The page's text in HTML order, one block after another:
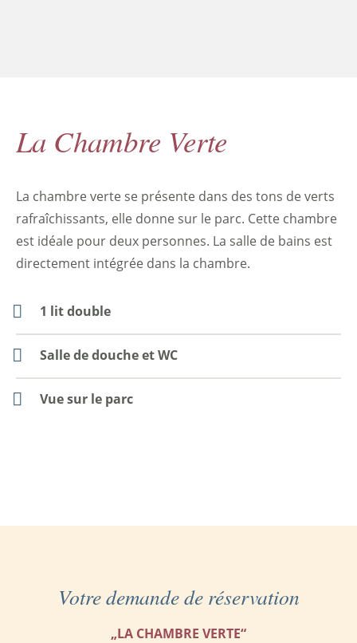
La Chambre Verte
La chambre verte se présente dans des tons de verts
rafraîchissants, elle donne sur le parc. Cette chambre
est idéale pour deux personnes. La salle de bains est
directement intégrée dans la chambre.
1 lit double
Salle de douche et WC
Vue sur le parc
Votre demande de réservation
„LA CHAMBRE VERTE“